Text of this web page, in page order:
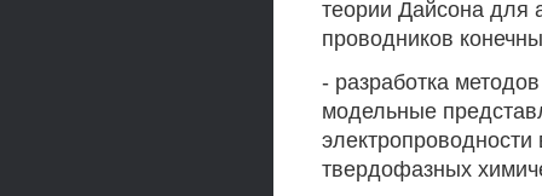
теории Дайсона для
проводников
- разработка
модельные
твердофазных